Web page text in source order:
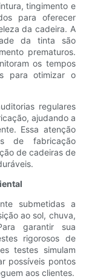
tingimento e
para oferecer
da cadeira. A
da tinta são
prematuros.
os tempos
para otimizar o
regulares
ajudando a
Essa atenção
de fabricação
de cadeiras de
submetidas a
ao sol, chuva,
garantir sua
rigorosos de
testes simulam
possíveis pontos
aos clientes.